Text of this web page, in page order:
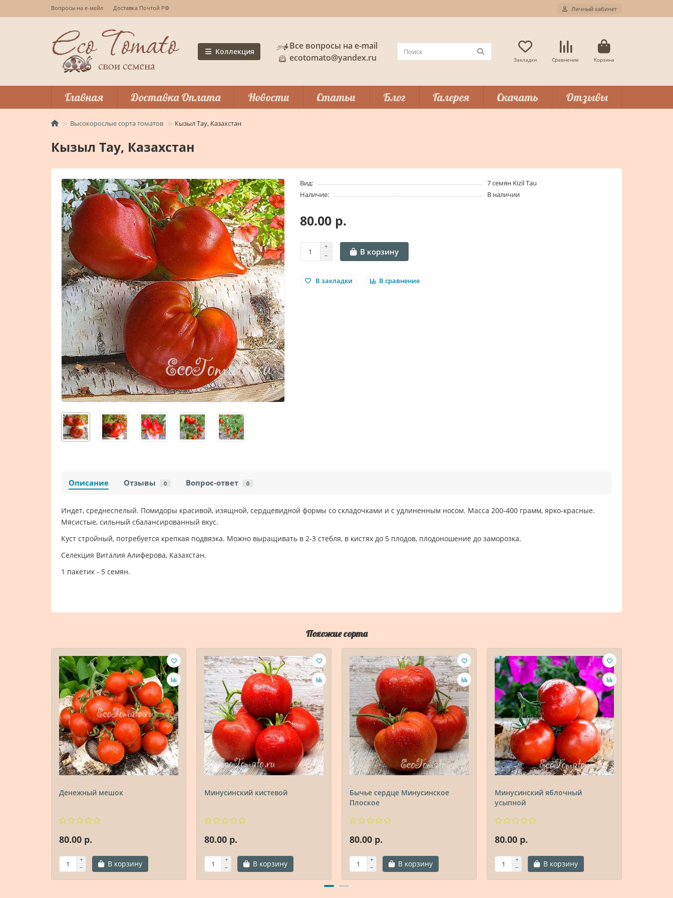
Вопросы на е-мейл Доставка Почтой РФ Личный кабинет
Коллекция
Все вопросы на e-mail
ecotomato@yandex.ru
Закладки Сравнение Корзина
Главная Доставка Оплата Новости Статьи Блог Галерея Скачать Отзывы
Высокорослые сорта томатов Кызыл Тау, Казахстан
Кызыл Тау, Казахстан
Вид:
7 семян Kizil Tau
Наличие:
В наличии
80.00 р.
В корзину
В закладки В сравнение
Описание Отзывы 0 Вопрос-ответ 0
Индет, среднеспелый. Помидоры красивой, изящной, сердцевидной формы со складочками и с удлиненным носом. Масса 200-400 грамм, ярко-красные.
Мясистые, сильный сбалансированный вкус.
Куст стройный, потребуется крепкая подвязка. Можно выращивать в 2-3 стебля, в кистях до 5 плодов, плодоношение до заморозка.
Селекция Виталия Алиферова, Казахстан.
1 пакетик - 5 семян.
Похожие сорта
Денежный мешок
80.00 р.
В корзину
Минусинский кистевой
80.00 р.
В корзину
Бычье сердце Минусинское
Плоское
80.00 р.
В корзину
Минусинский яблочный
усыпной
80.00 р.
В корзину